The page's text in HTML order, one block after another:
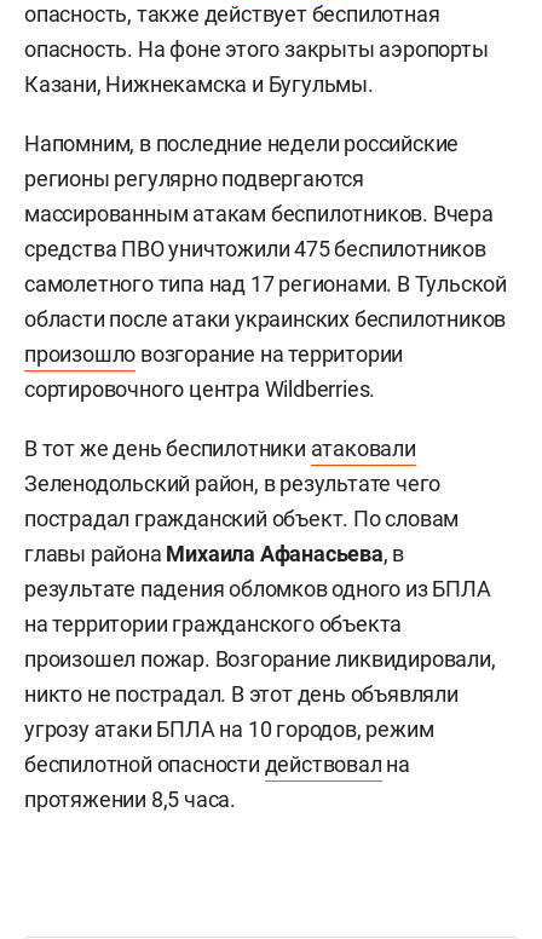
опасность, также действует беспилотная
опасность. На фоне этого закрыты аэропорты
Казани, Нижнекамска и Бугульмы.
Напомним, в последние недели российские
регионы регулярно подвергаются
массированным атакам беспилотников. Вчера
средства ПВО уничтожили 475 беспилотников
самолетного типа над 17 регионами. В Тульской
области после атаки украинских беспилотников
произошло возгорание на территории
сортировочного центра Wildberries.
В тот же день беспилотники атаковали
Зеленодольский район, в результате чего
пострадал гражданский объект. По словам
главы района Михаила Афанасьева, в
результате падения обломков одного из БПЛА
на территории гражданского объекта
произошел пожар. Возгорание ликвидировали,
никто не пострадал. В этот день объявляли
угрозу атаки БПЛА на 10 городов, режим
беспилотной опасности действовал на
протяжении 8,5 часа.